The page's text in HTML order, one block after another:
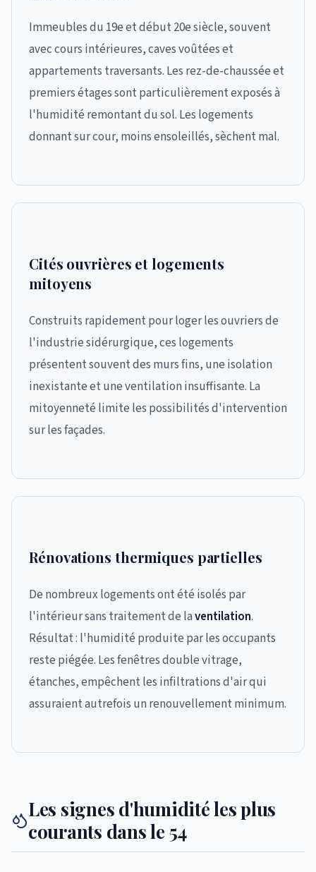
Immeubles du 19e et début 20e siècle, souvent
avec cours intérieures, caves voûtées et
appartements traversants. Les rez-de-chaussée et
premiers étages sont particulièrement exposés à
l'humidité remontant du sol. Les logements
donnant sur cour, moins ensoleillés, sèchent mal.
Cités ouvrières et logements
mitoyens
Construits rapidement pour loger les ouvriers de
l'industrie sidérurgique, ces logements
présentent souvent des murs fins, une isolation
inexistante et une ventilation insuffisante. La
mitoyenneté limite les possibilités d'intervention
sur les façades.
Rénovations thermiques partielles
De nombreux logements ont été isolés par
l'intérieur sans traitement de laventilation.
Résultat : l'humidité produite par les occupants
reste piégée. Les fenêtres double vitrage,
étanches, empêchent les infiltrations d'air qui
assuraient autrefois un renouvellement minimum.
Les signes d'humidité les plus
courants dans le 54